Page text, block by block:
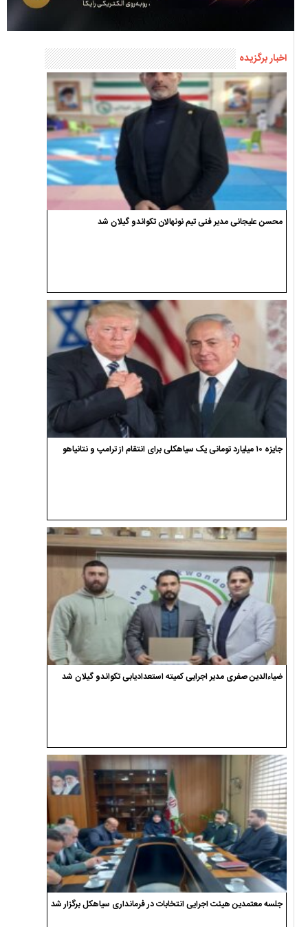
اخبار برگزیده
محسن علیجانی مدیر فنی تیم نونهالان تکواندو گیلان شد
جایزه ۱۰ میلیارد تومانی یک سیاهکلی برای انتقام از ترامپ و نتانیاهو
ضیاءالدین صفری مدیر اجرایی کمیته استعدادیابی تکواندو گیلان شد
جلسه معتمدین هیئت اجرایی انتخابات در فرمانداری سیاهکل برگزار شد